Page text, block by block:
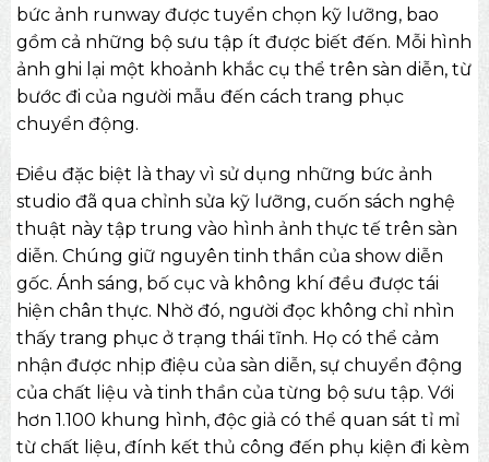
bức ảnh runway được tuyển chọn kỹ lưỡng, bao
gồm cả những bộ sưu tập ít được biết đến. Mỗi hình
ảnh ghi lại một khoảnh khắc cụ thể trên sàn diễn, từ
bước đi của người mẫu đến cách trang phục
chuyển động.
Điều đặc biệt là thay vì sử dụng những bức ảnh
studio đã qua chỉnh sửa kỹ lưỡng, cuốn sách nghệ
thuật này tập trung vào hình ảnh thực tế trên sàn
diễn. Chúng giữ nguyên tinh thần của show diễn
gốc. Ánh sáng, bố cục và không khí đều được tái
hiện chân thực. Nhờ đó, người đọc không chỉ nhìn
thấy trang phục ở trạng thái tĩnh. Họ có thể cảm
nhận được nhịp điệu của sàn diễn, sự chuyển động
của chất liệu và tinh thần của từng bộ sưu tập. Với
hơn 1.100 khung hình, độc giả có thể quan sát tỉ mỉ
từ chất liệu, đính kết thủ công đến phụ kiện đi kèm